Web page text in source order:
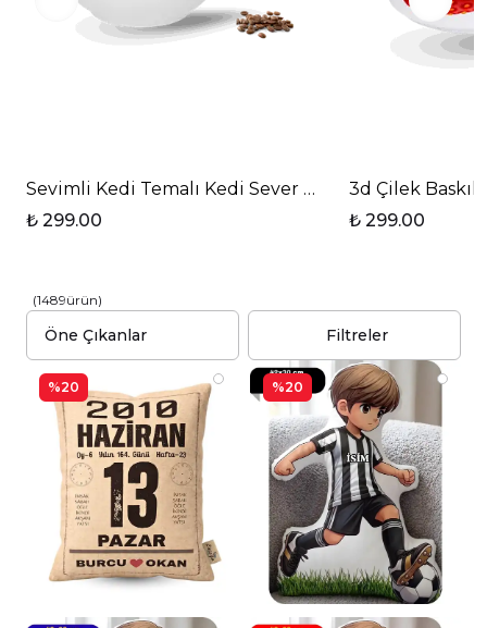
Sevimli Kedi Temalı Kedi Sever Baskılı Elit Lüx
₺ 299.00
3d Çilek
₺ 299.00
(1489ürün)
Filtreler
%20 %20